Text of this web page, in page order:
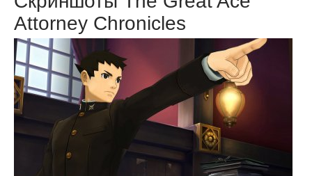
Attorney Chronicles